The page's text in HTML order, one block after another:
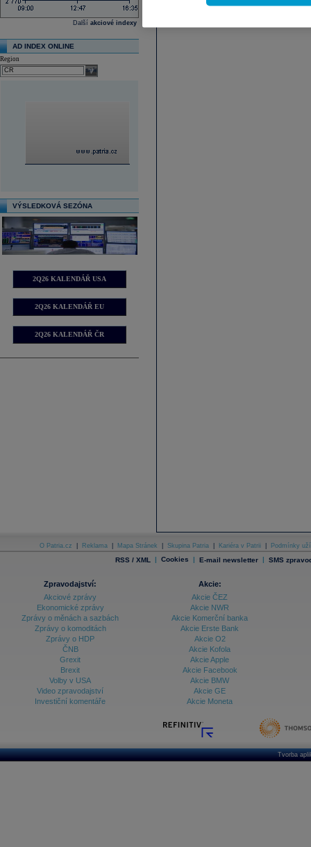
Další akciové indexy
AD INDEX ONLINE
Region
select
VÝSLEDKOVÁ SEZÓNA
2Q26 KALENDÁŘ USA
2Q26 KALENDÁŘ EU
2Q26 KALENDÁŘ ČR
O Patria.cz Reklama Mapa Stránek Skupina Patria Kariéra v Patrii Podmínky
RSS / XML | Cookies | E-mail newsletter | SMS
Zpravodajství:
Akciové zprávy
Ekonomické zprávy
Zprávy o měnách a sazbách
Zprávy o komoditách
Zprávy o HDP
ČNB
Grexit
Brexit
Volby v USA
Video zpravodajství
Investiční komentáře
Akcie:
Akcie ČEZ
Akcie NWR
Akcie Komerční banka
Akcie Erste Bank
Akcie O2
Akcie Kofola
Akcie Apple
Akcie Facebook
Akcie BMW
Akcie GE
Akcie Moneta
Tvorba